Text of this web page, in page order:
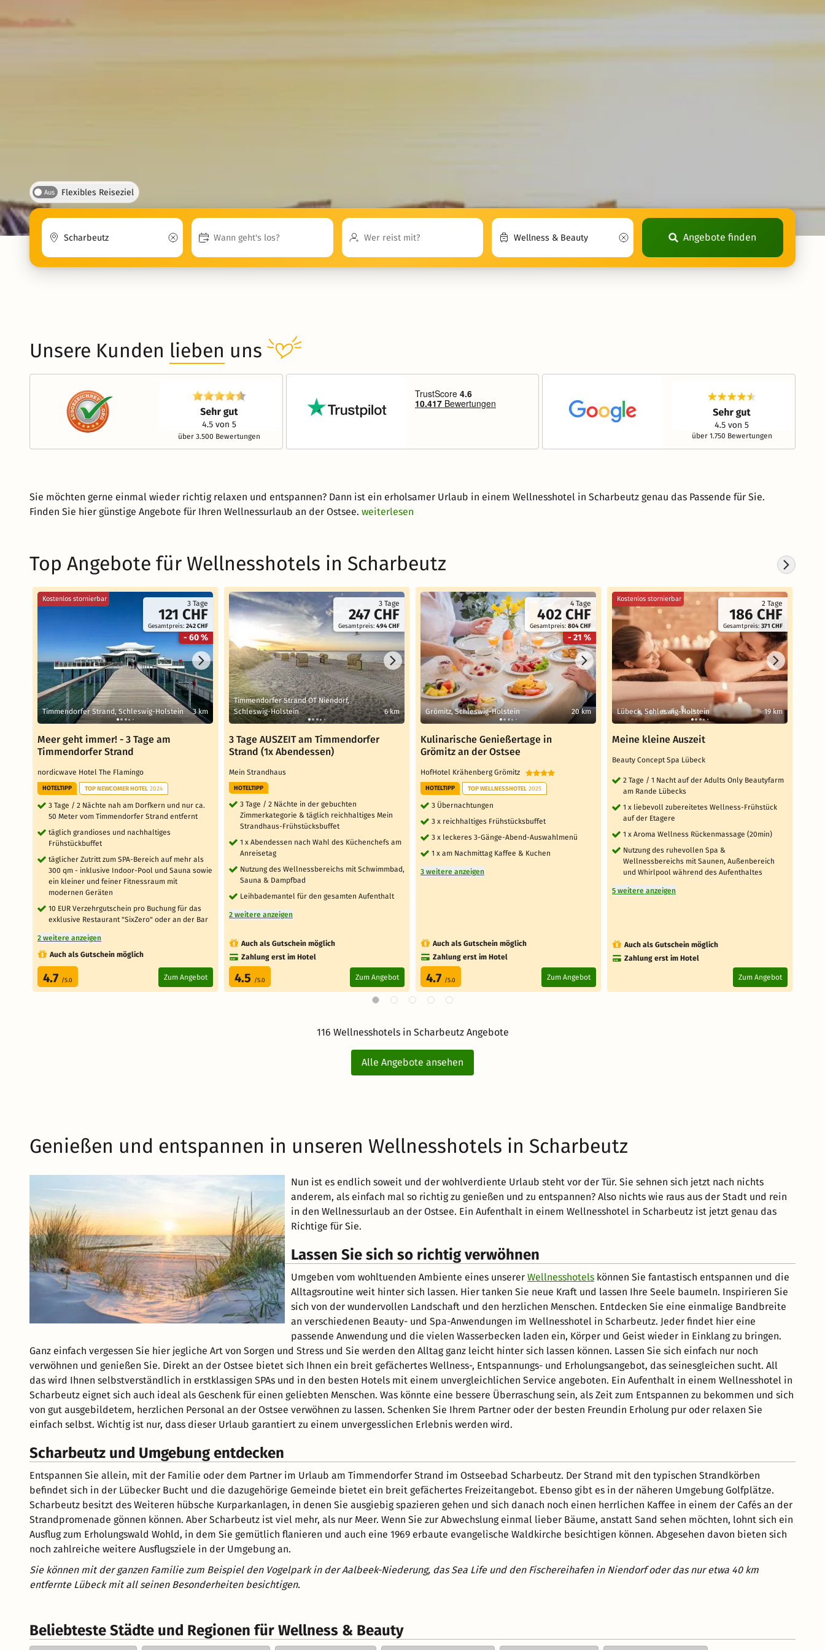
Aus Flexibles Reiseziel
Angebote finden
Unsere Kunden lieben uns
über 3.500 Bewertungen über 1.750 Bewertungen
Sie möchten gerne einmal wieder richtig relaxen und entspannen? Dann ist ein erholsamer Urlaub in einem Wellnesshotel in Scharbeutz genau das Passende für Sie.
Finden Sie hier günstige Angebote für Ihren Wellnessurlaub an der Ostsee. weiterlesen
Top Angebote für Wellnesshotels in Scharbeutz
3 Tage
121 CHF
Gesamtpreis: 242 CHF
- 60 %
Kostenlos stornierbar
Timmendorfer Strand, Schleswig-Holstein 3 km
Meer geht immer! - 3 Tage am
Timmendorfer Strand
nordicwave Hotel The Flamingo
HOTELTIPP TOP NEWCOMER HOTEL 2024
3 Tage / 2 Nächte nah am Dorfkern und nur ca.
50 Meter vom Timmendorfer Strand entfernt
täglich grandioses und nachhaltiges
Frühstückbuffet
täglicher Zutritt zum SPA-Bereich auf mehr als
300 qm - inklusive Indoor-Pool und Sauna sowie
ein kleiner und feiner Fitnessraum mit
modernen Geräten
10 EUR Verzehrgutschein pro Buchung für das
exklusive Restaurant "SixZero" oder an der Bar
2 weitere anzeigen
Auch als Gutschein möglich
4.7 /5.0 Zum Angebot
3 Tage
247 CHF
Gesamtpreis: 494 CHF
Timmendorfer Strand OT Niendorf,
Schleswig-Holstein
6 km
3 Tage AUSZEIT am Timmendorfer
Strand (1x Abendessen)
Mein Strandhaus
HOTELTIPP
3 Tage / 2 Nächte in der gebuchten
Zimmerkategorie & täglich reichhaltiges Mein
Strandhaus-Frühstücksbuffet
1 x Abendessen nach Wahl des Küchenchefs am
Anreisetag
Nutzung des Wellnessbereichs mit Schwimmbad,
Sauna & Dampfbad
Leihbademantel für den gesamten Aufenthalt
2 weitere anzeigen
Auch als Gutschein möglich
Zahlung erst im Hotel
4.5 /5.0 Zum Angebot
4 Tage
402 CHF
Gesamtpreis: 804 CHF
- 21 %
Grömitz, Schleswig-Holstein 20 km
Kulinarische Genießertage in
Grömitz an der Ostsee
HofHotel Krähenberg Grömitz
HOTELTIPP TOP WELLNESSHOTEL 2025
3 Übernachtungen
3 x reichhaltiges Frühstücksbuffet
3 x leckeres 3-Gänge-Abend-Auswahlmenü
1 x am Nachmittag Kaffee & Kuchen
3 weitere anzeigen
Auch als Gutschein möglich
Zahlung erst im Hotel
4.7 /5.0 Zum Angebot
2 Tage
186 CHF
Gesamtpreis: 371 CHF
Kostenlos stornierbar
Lübeck, Schleswig-Holstein 19 km
Meine kleine Auszeit
Beauty Concept Spa Lübeck
2 Tage / 1 Nacht auf der Adults Only Beautyfarm
am Rande Lübecks
1 x liebevoll zubereitetes Wellness-Frühstück
auf der Etagere
1 x Aroma Wellness Rückenmassage (20min)
Nutzung des ruhevollen Spa &
Wellnessbereichs mit Saunen, Außenbereich
und Whirlpool während des Aufenthaltes
5 weitere anzeigen
Auch als Gutschein möglich
Zahlung erst im Hotel
Zum Angebot
116 Wellnesshotels in Scharbeutz Angebote
Alle Angebote ansehen
Genießen und entspannen in unseren Wellnesshotels in Scharbeutz
Nun ist es endlich soweit und der wohlverdiente Urlaub steht vor der Tür. Sie sehnen sich jetzt nach nichts
anderem, als einfach mal so richtig zu genießen und zu entspannen? Also nichts wie raus aus der Stadt und rein
in den Wellnessurlaub an der Ostsee. Ein Aufenthalt in einem Wellnesshotel in Scharbeutz ist jetzt genau das
Richtige für Sie.
Lassen Sie sich so richtig verwöhnen
Umgeben vom wohltuenden Ambiente eines unserer Wellnesshotels können Sie fantastisch entspannen und die
Alltagsroutine weit hinter sich lassen. Hier tanken Sie neue Kraft und lassen Ihre Seele baumeln. Inspirieren Sie
sich von der wundervollen Landschaft und den herzlichen Menschen. Entdecken Sie eine einmalige Bandbreite
an verschiedenen Beauty- und Spa-Anwendungen im Wellnesshotel in Scharbeutz. Jeder findet hier eine
passende Anwendung und die vielen Wasserbecken laden ein, Körper und Geist wieder in Einklang zu bringen.
Ganz einfach vergessen Sie hier jegliche Art von Sorgen und Stress und Sie werden den Alltag ganz leicht hinter sich lassen können. Lassen Sie sich einfach nur noch
verwöhnen und genießen Sie. Direkt an der Ostsee bietet sich Ihnen ein breit gefächertes Wellness-, Entspannungs- und Erholungsangebot, das seinesgleichen sucht. All
das wird Ihnen selbstverständlich in erstklassigen SPAs und in den besten Hotels mit einem unvergleichlichen Service angeboten. Ein Aufenthalt in einem Wellnesshotel in
Scharbeutz eignet sich auch ideal als Geschenk für einen geliebten Menschen. Was könnte eine bessere Überraschung sein, als Zeit zum Entspannen zu bekommen und sich
von gut ausgebildetem, herzlichen Personal an der Ostsee verwöhnen zu lassen. Schenken Sie Ihrem Partner oder der besten Freundin Erholung pur oder relaxen Sie
einfach selbst. Wichtig ist nur, dass dieser Urlaub garantiert zu einem unvergesslichen Erlebnis werden wird.
Scharbeutz und Umgebung entdecken
Entspannen Sie allein, mit der Familie oder dem Partner im Urlaub am Timmendorfer Strand im Ostseebad Scharbeutz. Der Strand mit den typischen Strandkörben
befindet sich in der Lübecker Bucht und die dazugehörige Gemeinde bietet ein breit gefächertes Freizeitangebot. Ebenso gibt es in der näheren Umgebung Golfplätze.
Scharbeutz besitzt des Weiteren hübsche Kurparkanlagen, in denen Sie ausgiebig spazieren gehen und sich danach noch einen herrlichen Kaffee in einem der Cafés an der
Strandpromenade gönnen können. Aber Scharbeutz ist viel mehr, als nur Meer. Wenn Sie zur Abwechslung einmal lieber Bäume, anstatt Sand sehen möchten, lohnt sich ein
Ausflug zum Erholungswald Wohld, in dem Sie gemütlich flanieren und auch eine 1969 erbaute evangelische Waldkirche besichtigen können. Abgesehen davon bieten sich
noch zahlreiche weitere Ausflugsziele in der Umgebung an.
Sie können mit der ganzen Familie zum Beispiel den Vogelpark in der Aalbeek-Niederung, das Sea Life und den Fischereihafen in Niendorf oder das nur etwa 40 km
entfernte Lübeck mit all seinen Besonderheiten besichtigen.
Beliebteste Städte und Regionen für Wellness & Beauty